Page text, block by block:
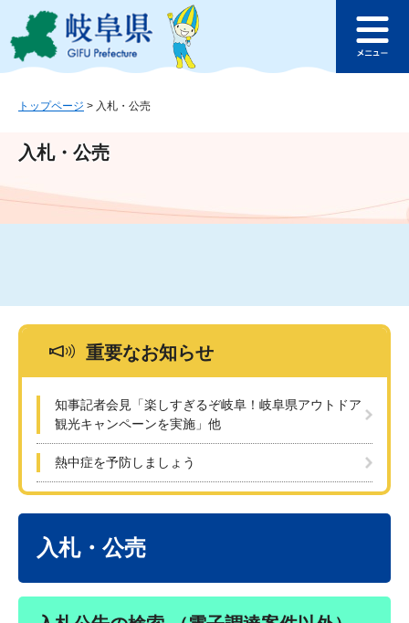
ジ
ュ
文
このページの本文へ
ュ
トップページ > 入札・公売
入札・公売
重要なお知らせ
知事記者会見「楽しすぎるぞ岐阜！岐阜県アウトドア
観光キャンペーンを実施」他
熱中症を予防しましょう
入札・公売